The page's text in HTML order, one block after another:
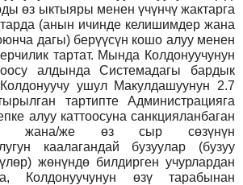
өз ыктыяры менен үчүнчү жактарга
(анын ичинде келишимдер жана
дагы) берүүсүн кошо алуу менен
тартат. Мында Колдонуучунун
алдында Системадагы бардык
ушул Макулдашуунун 2.7
тартипте Администрацияга
алуу каттоосуна санкцияланбаган
жана/же өз сыр сөзүнүн
каалагандай бузуулар (бузуу
жөнүндө билдирген учурлардан
Колдонуучунун өзү тарабынан